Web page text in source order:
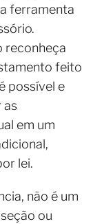
ferramenta
reconheça
feito
possível e
as
em um
lei.
não é um
ou